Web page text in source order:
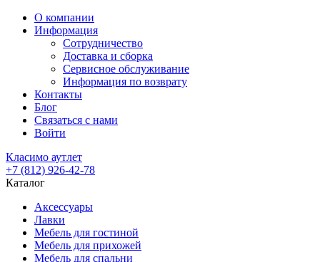
О компании
Информация
Сотрудничество
Доставка и сборка
Сервисное обслуживание
Информация по возврату
Контакты
Блог
Связаться с нами
Войти
Класимо аутлет
+7 (812) 926-42-78
Каталог
Аксессуары
Лавки
Мебель для гостиной
Мебель для прихожей
Мебель для спальни